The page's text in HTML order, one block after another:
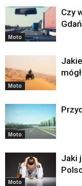
Moto
Czy
Moto
Moto
Moto
Jaki